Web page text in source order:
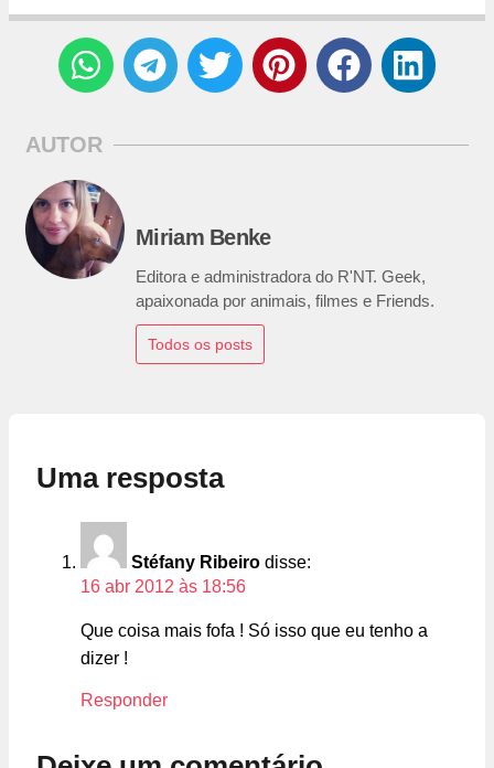
AUTOR
Miriam Benke
Editora e administradora do R'NT. Geek,
apaixonada por animais, filmes e Friends.
Todos os posts
Uma resposta
Stéfany Ribeiro disse:
16 abr 2012 às 18:56
Que coisa mais fofa ! Só isso que eu tenho a
dizer !
Responder